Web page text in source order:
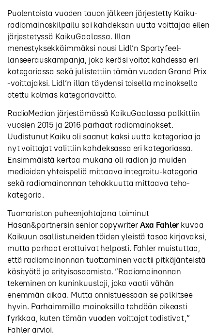
Puolentoista vuoden tauon jälkeen järjestetty Kaiku-
radiomainoskilpailu sai kahdeksan uutta voittajaa eilen
järjestetyssä KaikuGaalassa. Illan
menestyksekkäimmäksi nousi Lidl’n Sportyfeel-
lanseerauskampanja, joka keräsi voitot kahdessa eri
kategoriassa sekä julistettiin tämän vuoden Grand Prix
-voittajaksi. Lidl’n illan täydensi toisella mainoksella
otettu kolmas kategoriavoitto.
RadioMedian järjestämässä KaikuGaalassa palkittiin
vuosien 2015 ja 2016 parhaat radiomainokset.
Uudistunut Kaiku oli saanut kaksi uutta kategoriaa ja
nyt voittajat valittiin kahdeksassa eri kategoriassa.
Ensimmäistä kertaa mukana oli radion ja muiden
medioiden yhteispeliä mittaava integroitu-kategoria
sekä radiomainonnan tehokkuutta mittaava teho-
kategoria.
Tuomariston puheenjohtajana toiminut
Hasan&partnersin senior copywriterAxa Fahlerkuvaa
Kaikuun osallistuneiden töiden yleistä tasoa kirjavaksi,
mutta parhaat erottuivat helposti. Fahler muistuttaa,
että radiomainonnan tuottaminen vaatii pitkäjänteistä
käsityötä ja erityisosaamista. ”Radiomainonnan
tekeminen on kuninkuuslaji, joka vaatii vähän
enemmän aikaa. Mutta onnistuessaan se palkitsee
hyvin. Parhaimmilla mainoksilla tehdään oikeasti
fyrkkaa, kuten tämän vuoden voittajat todistivat,”
Fahler arvioi.